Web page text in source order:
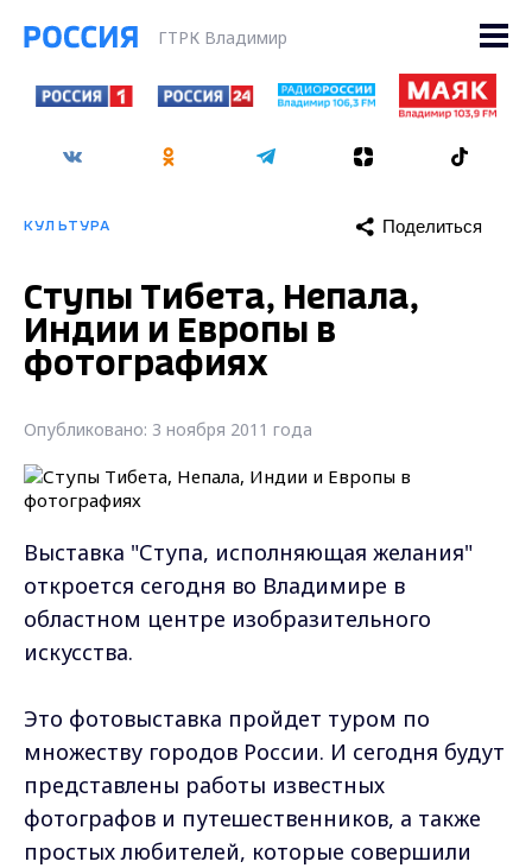
ГТРК Владимир
КУЛЬТУРА Поделиться
Ступы Тибета, Непала,
Индии и Европы в
фотографиях
Опубликовано: 3 ноября 2011 года
Выставка "Ступа, исполняющая желания"
откроется сегодня во Владимире в
областном центре изобразительного
искусства.
Это фотовыставка пройдет туром по
множеству городов России. И сегодня будут
представлены работы известных
фотографов и путешественников, а также
простых любителей, которые совершили